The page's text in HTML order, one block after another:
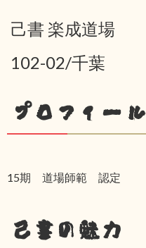
己書 楽成道場
102-02/千葉
プロフィール
15期 道場師範 認定
己書の魅力